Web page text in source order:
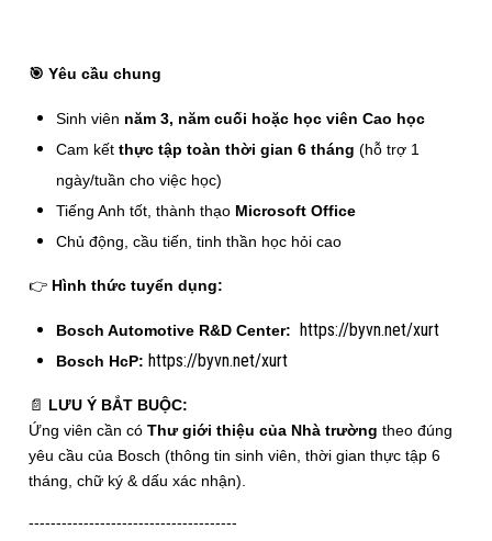
🎯 Yêu cầu chung
Sinh viên năm 3, năm cuối hoặc học viên Cao học
Cam kếtthực tập toàn thời gian 6 tháng (hỗ trợ 1
ngày/tuần cho việc học)
Tiếng Anh tốt, thành thạo Microsoft Office
Chủ động, cầu tiến, tinh thần học hỏi cao
👉 Hình thức tuyển dụng:
Bosch Automotive R&D Center: https://byvn.net/xurt
Bosch HcP: https://byvn.net/xurt
📄 LƯU Ý BẮT BUỘC:
Ứng viên cần cóThư giới thiệu của Nhà trường theo đúng
yêu cầu của Bosch (thông tin sinh viên, thời gian thực tập 6
tháng, chữ ký & dấu xác nhận).
--------------------------------------